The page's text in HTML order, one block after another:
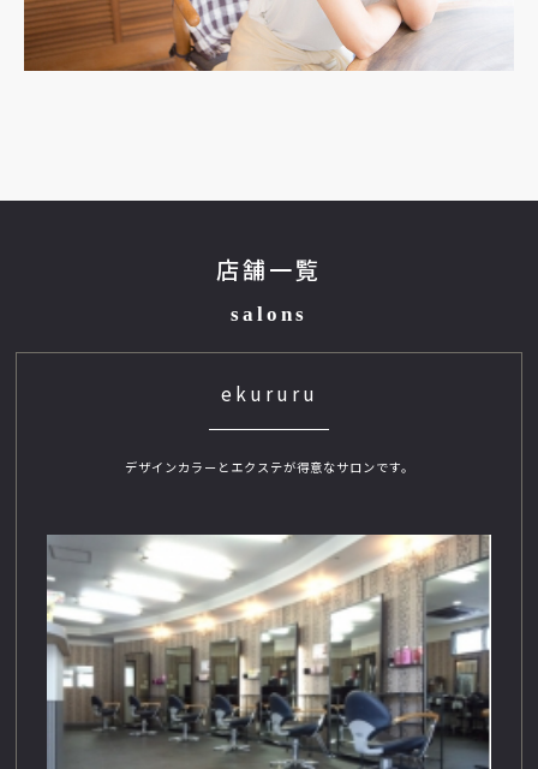
店舗一覧
salons
ekururu
デザインカラーとエクステが得意なサロンです。